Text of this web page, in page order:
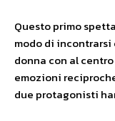
Questo primo
modo di incontrarsi
donna con al
emozioni
due protagonisti